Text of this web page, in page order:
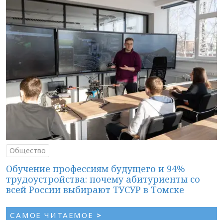
Общество
Обучение профессиям будущего и 94%
трудоустройства: почему абитуриенты со
всей России выбирают ТУСУР в Томске
САМОЕ ЧИТАЕМОЕ >